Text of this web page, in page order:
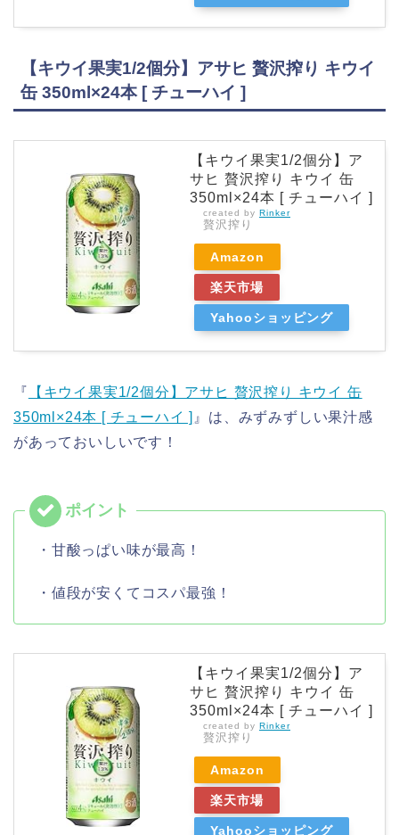
【キウイ果実1/2個分】アサヒ 贅沢搾り キウイ
缶 350ml×24本 [ チューハイ ]
【キウイ果実1/2個分】ア
サヒ 贅沢搾り キウイ 缶
350ml×24本 [ チューハイ ]
created by Rinker
贅沢搾り
Amazon
楽天市場
Yahooショッピング
『
【キウイ果実1/2個分】アサヒ 贅沢搾り キウイ 缶
350ml×24本 [ チューハイ ] 』は、みずみずしい果汁感
があっておいしいです！
・甘酸っぱい味が最高！
・値段が安くてコスパ最強！
【キウイ果実1/2個分】ア
サヒ 贅沢搾り キウイ 缶
350ml×24本 [ チューハイ ]
created by Rinker
贅沢搾り
Amazon
楽天市場
Yahooショッピング